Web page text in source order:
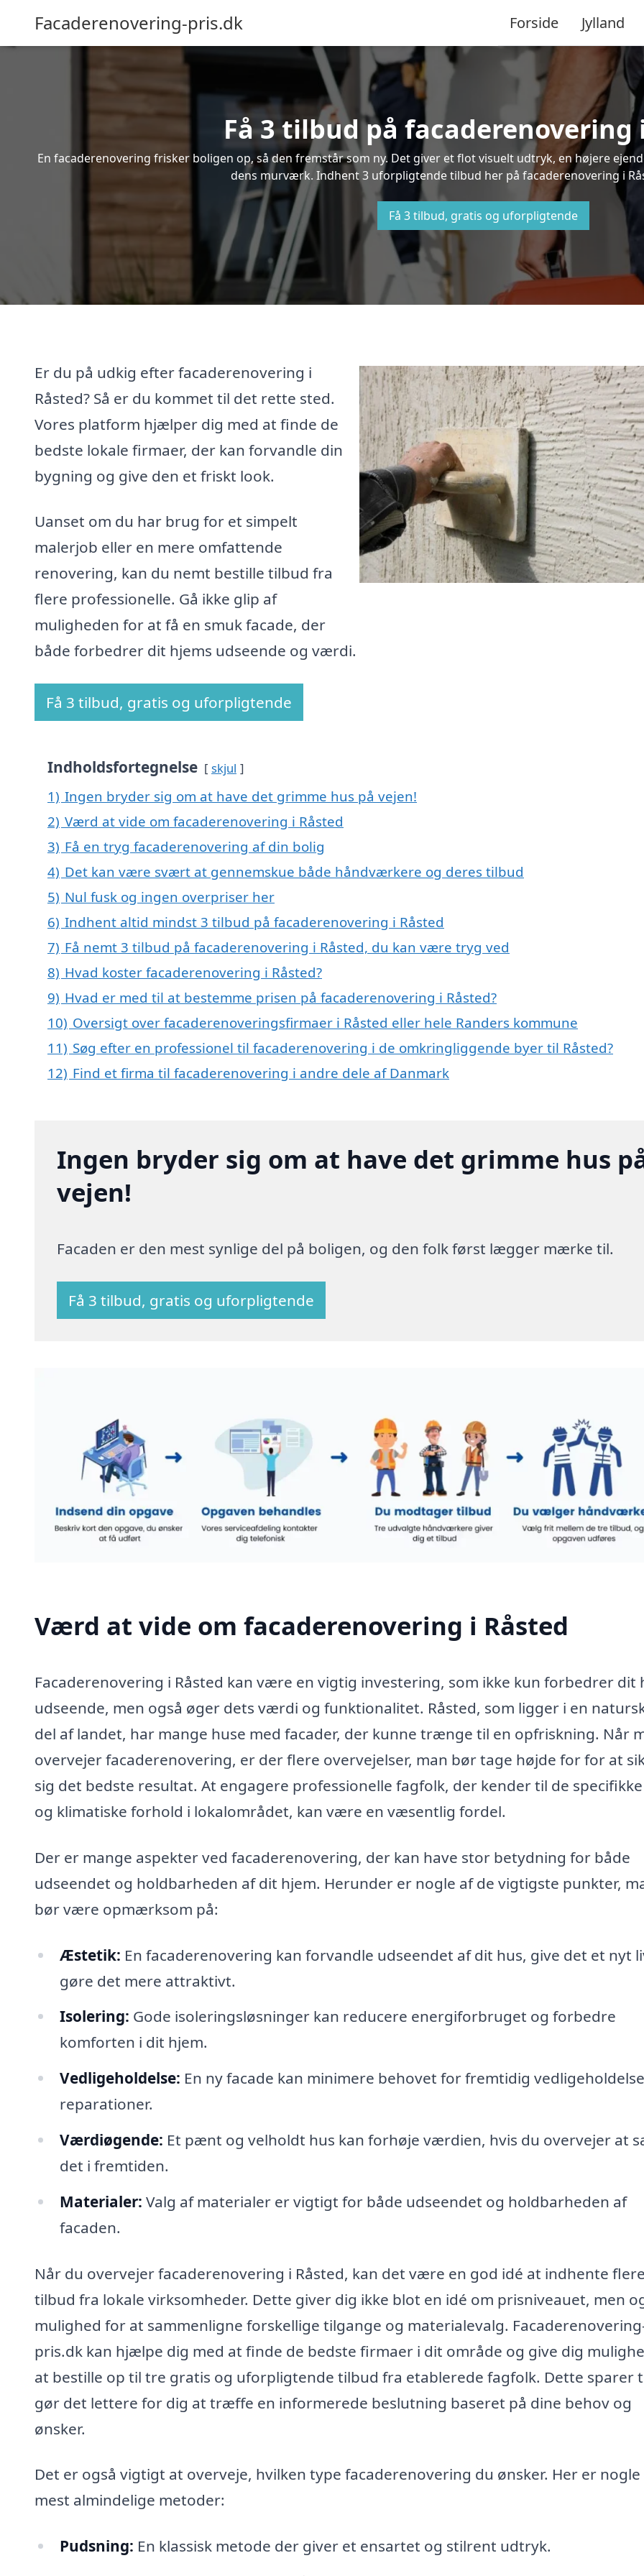
Facaderenovering-pris.dk Forside Jylland
Få 3 tilbud på facaderenovering
En facaderenovering frisker boligen op, så den fremstår som ny. Det giver et flot visuelt udtryk, en højere
dens murværk. Indhent 3 uforpligtende tilbud her på facaderenovering i
Få 3 tilbud, gratis og uforpligtende
Er du på udkig efter facaderenovering i
Råsted? Så er du kommet til det rette sted.
Vores platform hjælper dig med at finde de
bedste lokale firmaer, der kan forvandle din
bygning og give den et friskt look.
Uanset om du har brug for et simpelt
malerjob eller en mere omfattende
renovering, kan du nemt bestille tilbud fra
flere professionelle. Gå ikke glip af
muligheden for at få en smuk facade, der
både forbedrer dit hjems udseende og værdi.
Få 3 tilbud, gratis og uforpligtende
Indholdsfortegnelse skjul
1) Ingen bryder sig om at have det grimme hus på vejen!
2) Værd at vide om facaderenovering i Råsted
3) Få en tryg facaderenovering af din bolig
4) Det kan være svært at gennemskue både håndværkere og deres tilbud
5) Nul fusk og ingen overpriser her
6) Indhent altid mindst 3 tilbud på facaderenovering i Råsted
7) Få nemt 3 tilbud på facaderenovering i Råsted, du kan være tryg ved
8) Hvad koster facaderenovering i Råsted?
9) Hvad er med til at bestemme prisen på facaderenovering i Råsted?
10) Oversigt over facaderenoveringsfirmaer i Råsted eller hele Randers kommune
11) Søg efter en professionel til facaderenovering i de omkringliggende byer til Råsted?
12) Find et firma til facaderenovering i andre dele af Danmark
Ingen bryder sig om at have det grimme hus
vejen!
Facaden er den mest synlige del på boligen, og den folk først lægger mærke til.
Få 3 tilbud, gratis og uforpligtende
Værd at vide om facaderenovering i Råsted
Facaderenovering i Råsted kan være en vigtig investering, som ikke kun forbedrer dit
udseende, men også øger dets værdi og funktionalitet. Råsted, som ligger i en
del af landet, har mange huse med facader, der kunne trænge til en opfriskning. Når
overvejer facaderenovering, er der flere overvejelser, man bør tage højde for for at
sig det bedste resultat. At engagere professionelle fagfolk, der kender til de
og klimatiske forhold i lokalområdet, kan være en væsentlig fordel.
Der er mange aspekter ved facaderenovering, der kan have stor betydning for både
udseendet og holdbarheden af dit hjem. Herunder er nogle af de vigtigste punkter,
bør være opmærksom på:
Æstetik: En facaderenovering kan forvandle udseendet af dit hus, give det et nyt
gøre det mere attraktivt.
Isolering: Gode isoleringsløsninger kan reducere energiforbruget og forbedre
komforten i dit hjem.
Vedligeholdelse: En ny facade kan minimere behovet for fremtidig
reparationer.
Værdiøgende: Et pænt og velholdt hus kan forhøje værdien, hvis du overvejer at
det i fremtiden.
Materialer: Valg af materialer er vigtigt for både udseendet og holdbarheden af
facaden.
Når du overvejer facaderenovering i Råsted, kan det være en god idé at indhente
tilbud fra lokale virksomheder. Dette giver dig ikke blot en idé om prisniveauet, men
mulighed for at sammenligne forskellige tilgange og materialevalg.
pris.dk kan hjælpe dig med at finde de bedste firmaer i dit område og give dig
at bestille op til tre gratis og uforpligtende tilbud fra etablerede fagfolk. Dette sparer
gør det lettere for dig at træffe en informerede beslutning baseret på dine behov og
ønsker.
Det er også vigtigt at overveje, hvilken type facaderenovering du ønsker. Her er nogle
mest almindelige metoder:
Pudsning: En klassisk metode der giver et ensartet og stilrent udtryk.